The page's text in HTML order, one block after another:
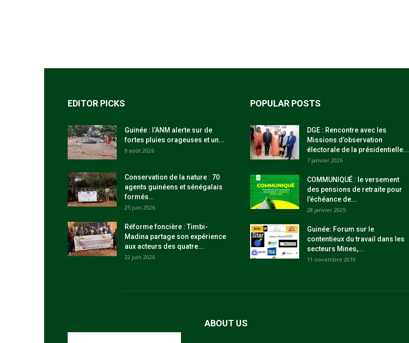
EDITOR PICKS
Guinée : l’ANM alerte sur de
fortes pluies orageuses et un...
9 août 2026
Conservation de la nature : 70
agents guinéens et sénégalais
formés...
25 juin 2026
Réforme foncière : Timbi-
Madina partage son expérience
aux acteurs des quatre...
22 juin 2026
POPULAR POSTS
DGE : Rencontre avec les
Missions d’observation
électorale de la présidentielle...
7 janvier 2026
COMMUNIQUÉ : le versement
des pensions de retraite pour
l’échéance de...
28 janvier 2025
Guinée: Forum sur le
contentieux du travail dans les
secteurs Mines,...
11 novembre 2019
ABOUT US